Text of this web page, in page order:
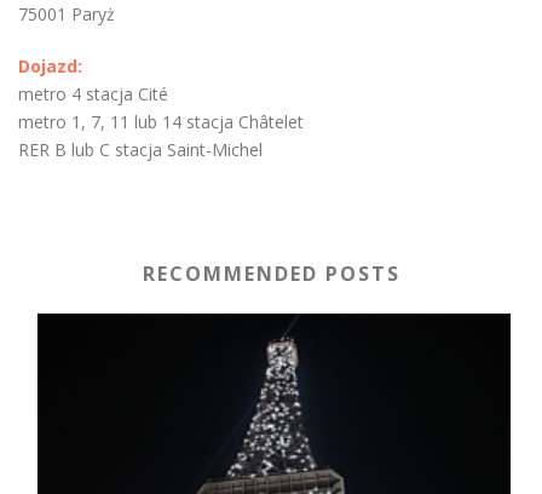
75001 Paryż
Dojazd:
metro 4 stacja Cité
metro 1, 7, 11 lub 14 stacja Châtelet
RER B lub C stacja Saint-Michel
RECOMMENDED POSTS